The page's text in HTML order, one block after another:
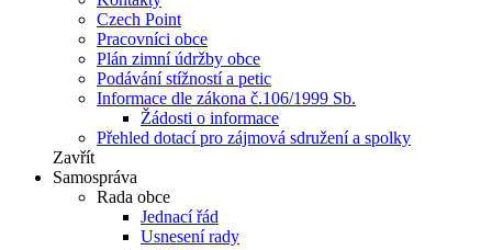
Czech Point
Pracovníci obce
Plán zimní údržby obce
Podávání stížností a petic
Informace dle zákona č.106/1999 Sb.
Žádosti o informace
Přehled dotací pro zájmová sdružení a spolky
Zavřít
Samospráva
Rada obce
Jednací řád
Usnesení rady